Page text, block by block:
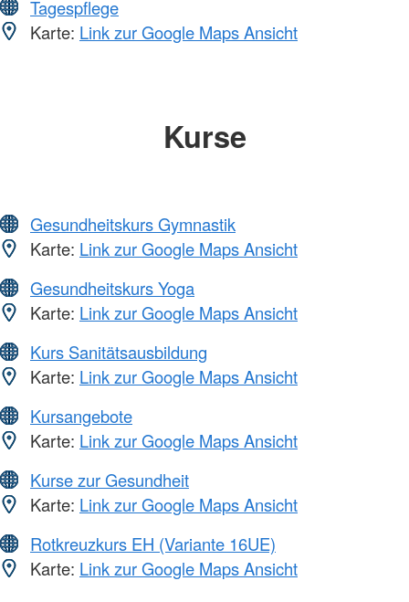
Tagespflege
Karte: Link zur Google Maps Ansicht
Kurse
Gesundheitskurs Gymnastik
Karte: Link zur Google Maps Ansicht
Gesundheitskurs Yoga
Karte: Link zur Google Maps Ansicht
Kurs Sanitätsausbildung
Karte: Link zur Google Maps Ansicht
Kursangebote
Karte: Link zur Google Maps Ansicht
Kurse zur Gesundheit
Karte: Link zur Google Maps Ansicht
Rotkreuzkurs EH (Variante 16UE)
Karte: Link zur Google Maps Ansicht